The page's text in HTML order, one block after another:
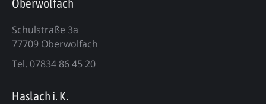
Schulstraße 3a
77709 Oberwolfach
Tel. 07834 86 45 20
Haslach i. K.